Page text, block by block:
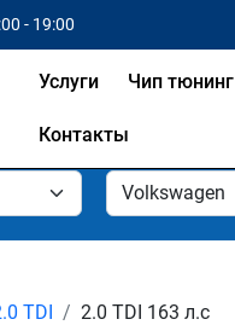
- 19:00
Услуги Чип тюнинг
Контакты
TDI 2.0 TDI 163 л.с